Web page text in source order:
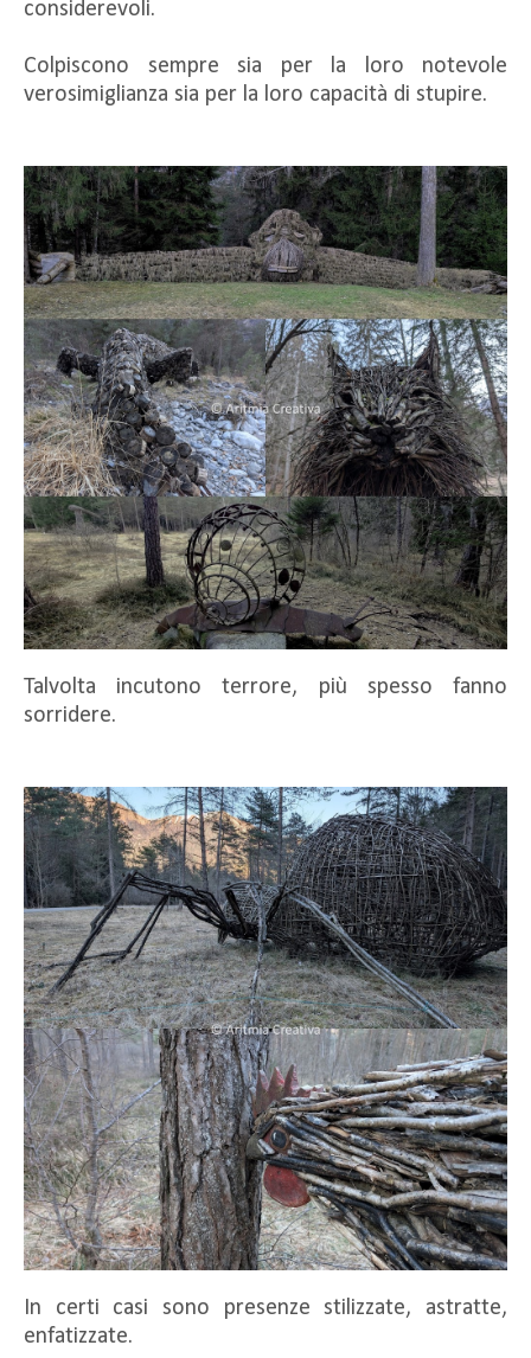
considerevoli.
Colpiscono sempre sia per la loro notevole
verosimiglianza sia per la loro capacità di stupire.
Talvolta incutono terrore, più spesso fanno
sorridere.
In certi casi sono presenze stilizzate, astratte,
enfatizzate.